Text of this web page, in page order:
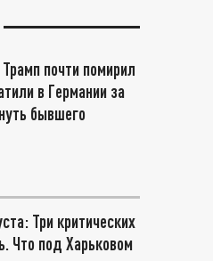
почти помирил
в Германии за
бывшего
Три критических
Что под Харьковом